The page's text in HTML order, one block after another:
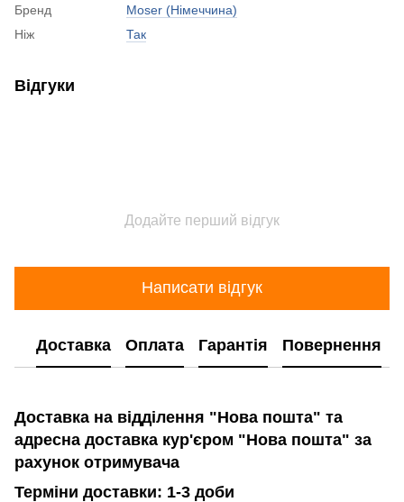
Бренд
Moser (Німеччина)
Ніж
Так
Відгуки
Додайте перший відгук
Написати відгук
Доставка Оплата Гарантія Повернення
Доставка на відділення "Нова пошта" та
адресна доставка кур'єром "Нова пошта" за
рахунок отримувача
Терміни доставки: 1-3 доби